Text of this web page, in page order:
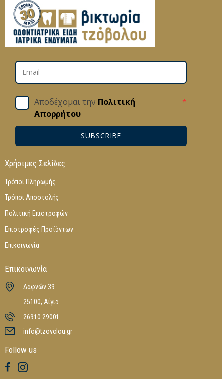
Αποδέχομαι την Πολιτική
Απορρήτου
*
SUBSCRIBE
Χρήσιμες Σελίδες
Τρόποι Πληρωμής
Τρόποι Αποστολής
Πολιτική Επιστροφών
Επιστροφές Προϊόντων
Επικοινωνία
Επικοινωνία
Δαφνών 39
25100, Αίγιο
26910 29001
info@tzovolou.gr
Follow us